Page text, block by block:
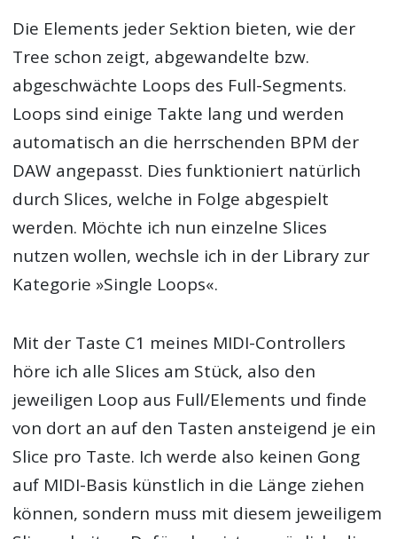
Die Elements jeder Sektion bieten, wie der
Tree schon zeigt, abgewandelte bzw.
abgeschwächte Loops des Full-Segments.
Loops sind einige Takte lang und werden
automatisch an die herrschenden BPM der
DAW angepasst. Dies funktioniert natürlich
durch Slices, welche in Folge abgespielt
werden. Möchte ich nun einzelne Slices
nutzen wollen, wechsle ich in der Library zur
Kategorie »Single Loops«.
Mit der Taste C1 meines MIDI-Controllers
höre ich alle Slices am Stück, also den
jeweiligen Loop aus Full/Elements und finde
von dort an auf den Tasten ansteigend je ein
Slice pro Taste. Ich werde also keinen Gong
auf MIDI-Basis künstlich in die Länge ziehen
können, sondern muss mit diesem jeweiligem